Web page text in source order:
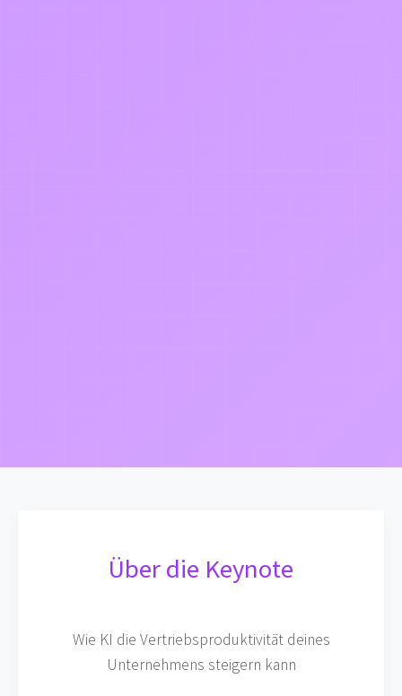
Über die Keynote
Wie KI die Vertriebsproduktivität deines
Unternehmens steigern kann